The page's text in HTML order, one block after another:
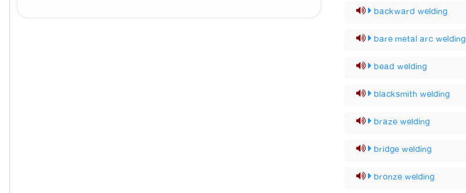
backward welding
bare metal arc welding
bead welding
blacksmith welding
braze welding
bridge welding
bronze welding